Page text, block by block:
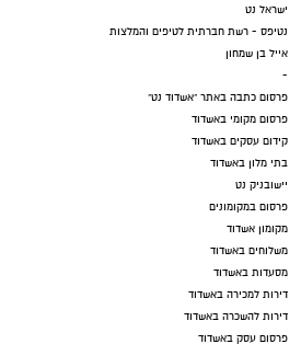
ישראל נט
נטיפס - רשת חברתית לטיפים והמלצות
אייל בן שמחון
-
פרסום כתבה באתר "אשדוד נט"
פרסום מקומי באשדוד
קידום עסקים באשדוד
בתי מלון באשדוד
יישובניק נט
פרסום במקומונים
מקומון אשדוד
משלוחים באשדוד
מסעדות באשדוד
דירות למכירה באשדוד
דירות להשכרה באשדוד
פרסום עסק באשדוד